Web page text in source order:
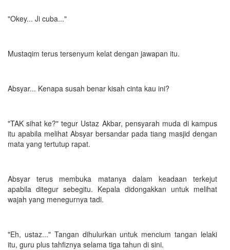
"Okey... Ji cuba..."
Mustaqim terus tersenyum kelat dengan jawapan itu.
Absyar... Kenapa susah benar kisah cinta kau ini?
"TAK sihat ke?" tegur Ustaz Akbar, pensyarah muda di kampus
itu apabila melihat Absyar bersandar pada tiang masjid dengan
mata yang tertutup rapat.
Absyar terus membuka matanya dalam keadaan terkejut
apabila ditegur sebegitu. Kepala didongakkan untuk melihat
wajah yang menegurnya tadi.
"Eh, ustaz..." Tangan dihulurkan untuk mencium tangan lelaki
itu, guru plus tahfiznya selama tiga tahun di sini.